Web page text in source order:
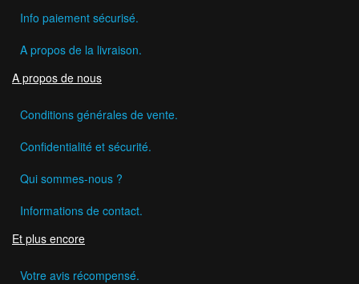
Info paiement sécurisé.
A propos de la livraison.
A propos de nous
Conditions générales de vente.
Confidentialité et sécurité.
Qui sommes-nous ?
Informations de contact.
Et plus encore
Votre avis récompensé.